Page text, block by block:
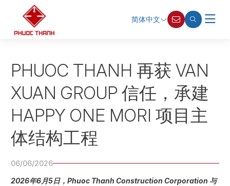
简体中文
PHUOC THANH 再获 VAN
XUAN GROUP 信任，承建
HAPPY ONE MORI 项目主
体结构工程
06/06/2026
2026年6月5日，Phuoc Thanh Construction Corporation 与